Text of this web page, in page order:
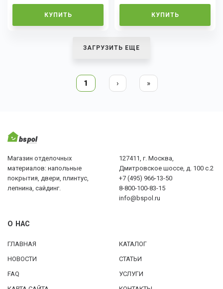
КУПИТЬ КУПИТЬ
ЗАГРУЗИТЬ ЕЩЕ
1 › »
Магазин отделочных
материалов: напольные
покрытия, двери, плинтус,
лепнина, сайдинг.
127411, г. Москва,
Дмитровское шоссе, д. 100 с.2
+7 (495) 966-13-50
8-800-100-83-15
info@bspol.ru
О НАС
ГЛАВНАЯ
КАТАЛОГ
НОВОСТИ
СТАТЬИ
FAQ
УСЛУГИ